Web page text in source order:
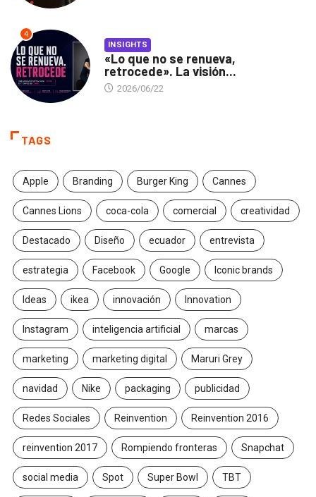
4
INSIGHTS
«Lo que no se renueva,
retrocede». La visión...
2026/06/22
TAGS
Apple Branding Burger King Cannes
Cannes Lions coca-cola comercial creatividad
Destacado Diseño ecuador entrevista
estrategia Facebook Google Iconic brands
Ideas ikea innovación Innovation
Instagram inteligencia artificial marcas
marketing marketing digital Maruri Grey
navidad Nike packaging publicidad
Redes Sociales Reinvention Reinvention 2016
reinvention 2017 Rompiendo fronteras Snapchat
social media Spot Super Bowl TBT